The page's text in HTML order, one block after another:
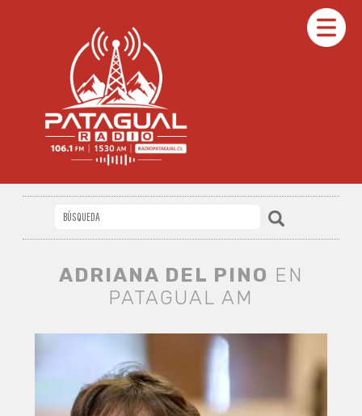
ADRIANA DEL PINO EN
PATAGUAL AM